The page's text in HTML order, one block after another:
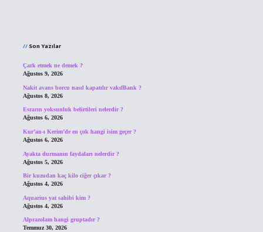
Son Yazılar
Çark etmek ne demek ?
Ağustos 9, 2026
Nakit avans borcu nasıl kapatılır vakıfBank ?
Ağustos 8, 2026
Esrarın yoksunluk belirtileri nelerdir ?
Ağustos 6, 2026
Kur’an-ı Kerim’de en çok hangi isim geçer ?
Ağustos 6, 2026
Ayakta durmanın faydaları nelerdir ?
Ağustos 5, 2026
Bir kuzudan kaç kilo ciğer çıkar ?
Ağustos 4, 2026
Aquarius yat sahibi kim ?
Ağustos 4, 2026
Alprazolam hangi gruptadır ?
Temmuz 30, 2026